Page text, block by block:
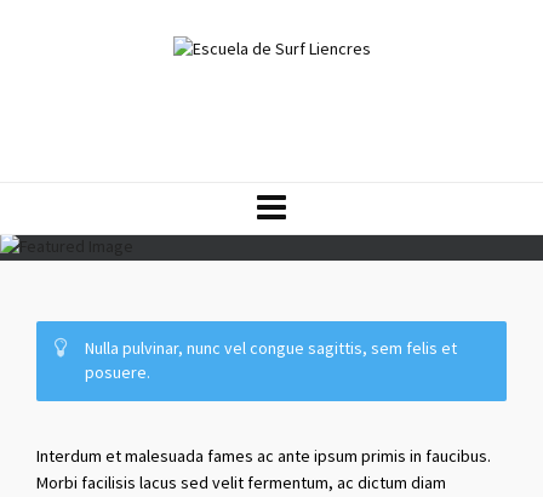
Nulla pulvinar, nunc vel congue sagittis, sem felis et
posuere.
Interdum et malesuada fames ac ante ipsum primis in faucibus.
Morbi facilisis lacus sed velit fermentum, ac dictum diam